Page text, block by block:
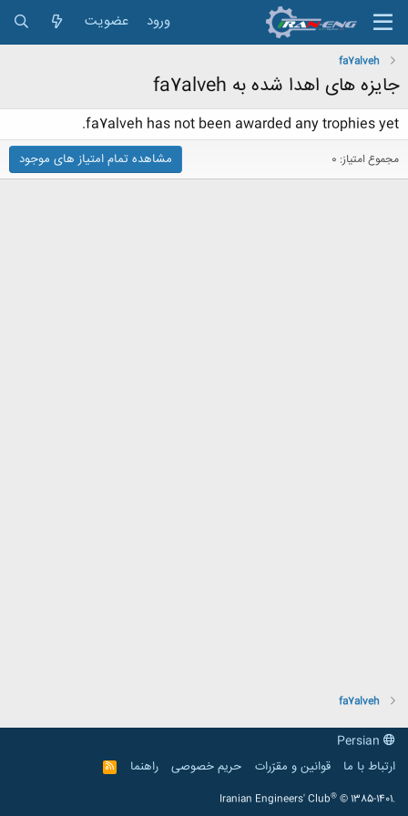
ورود عضویت
fa7alveh
جایزه های اهدا شده به fa7alveh
fa7alveh has not been awarded any trophies yet.
مجموع امتیاز: 0 مشاهده تمام امتیاز های موجود
fa7alveh
ارتباط با ما
قوانین و مقرّرات حریم خصوصی راهنما
R
S
Iranian Engineers' Club® © 1385-1401.